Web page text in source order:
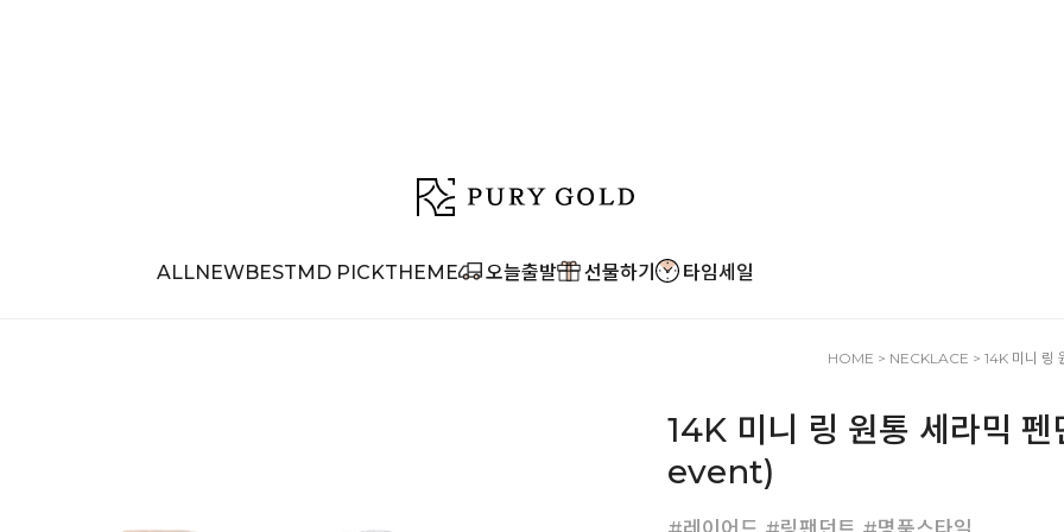
ALLNEWBESTMD PICKTHEME 오늘출발 선물하기 타임세일
HOME > NECKLACE > 14K 미니 링
14K 미니 링 원통 세라믹
event)